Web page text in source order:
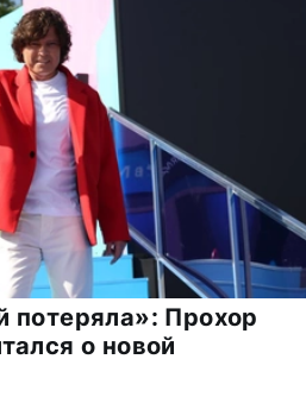
Прохор
о новой